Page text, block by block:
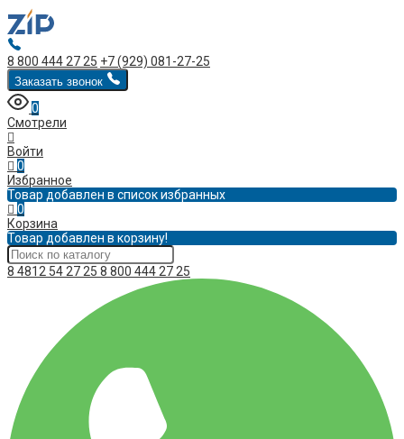
8 800 444 27 25 +7 (929) 081-27-25
Заказать звонок
0
Смотрели
Войти
0
Избранное
Товар добавлен в список избранных
0
Корзина
Товар добавлен в корзину!
8 4812 54 27 25 8 800 444 27 25